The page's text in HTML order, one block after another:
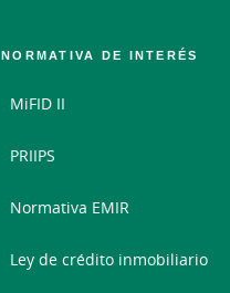
NORMATIVA DE INTERÉS
MiFID II
PRIIPS
Normativa EMIR
Ley de crédito inmobiliario